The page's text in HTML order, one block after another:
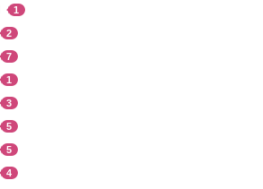
1
2
7
1
3
5
5
4